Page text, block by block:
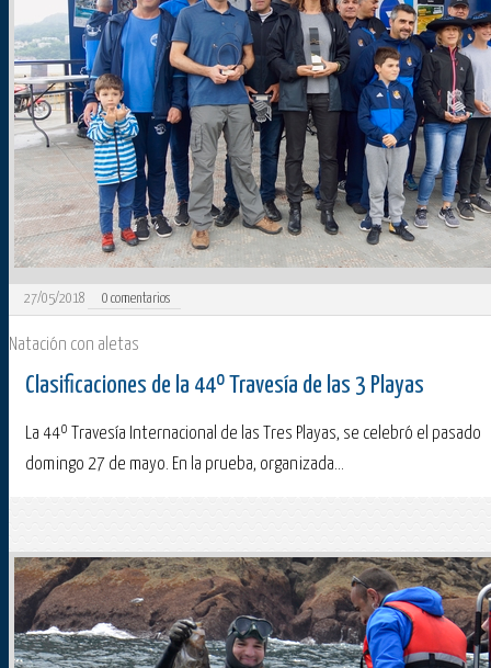
27/05/2018 0 comentarios
Natación con aletas
Clasificaciones de la 44º Travesía de las 3 Playas
La 44º Travesía Internacional de las Tres Playas, se celebró el pasado
domingo 27 de mayo. En la prueba, organizada...